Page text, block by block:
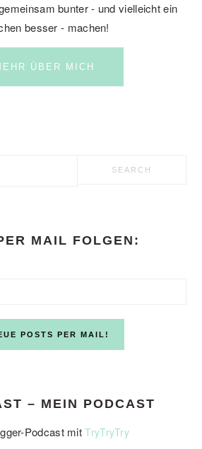
bunter - und vielleicht ein
besser - machen!
ÜBER MICH
MAIL FOLGEN:
– MEIN PODCAST
Podcast mitTryTryTry